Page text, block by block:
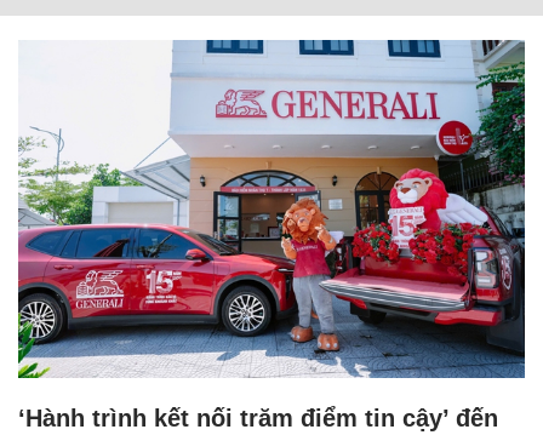
‘Hành trình kết nối trăm điểm tin cậy’ đến